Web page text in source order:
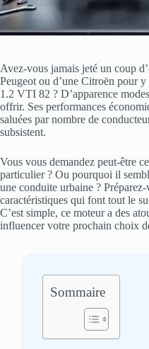
Avez-vous jamais jeté un coup
Peugeot ou d’une Citroën pour
1.2 VTI 82 ? D’apparence
offrir. Ses performances
saluées par nombre de
subsistent.
Vous vous demandez peut-être
particulier ? Ou pourquoi il
une conduite urbaine ?
caractéristiques qui font tout le
C’est simple, ce moteur a des
influencer votre prochain choix
Sommaire